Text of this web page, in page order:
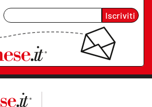
Iscriviti